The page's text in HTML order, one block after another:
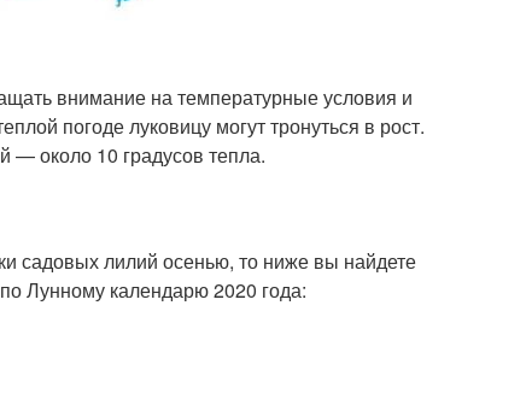
внимание на температурные условия и
погоде луковицу могут тронуться в рост.
— около 10 градусов тепла.
садовых лилий осенью, то ниже вы найдете
Лунному календарю 2020 года: